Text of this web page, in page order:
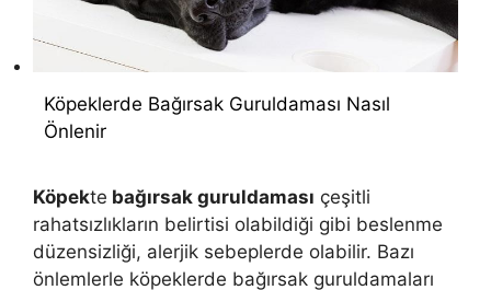
Köpeklerde Bağırsak Guruldaması Nasıl
Önlenir
Köpekte bağırsak guruldaması çeşitli
rahatsızlıkların belirtisi olabildiği gibi beslenme
düzensizliği, alerjik sebeplerde olabilir. Bazı
önlemlerle köpeklerde bağırsak guruldamaları